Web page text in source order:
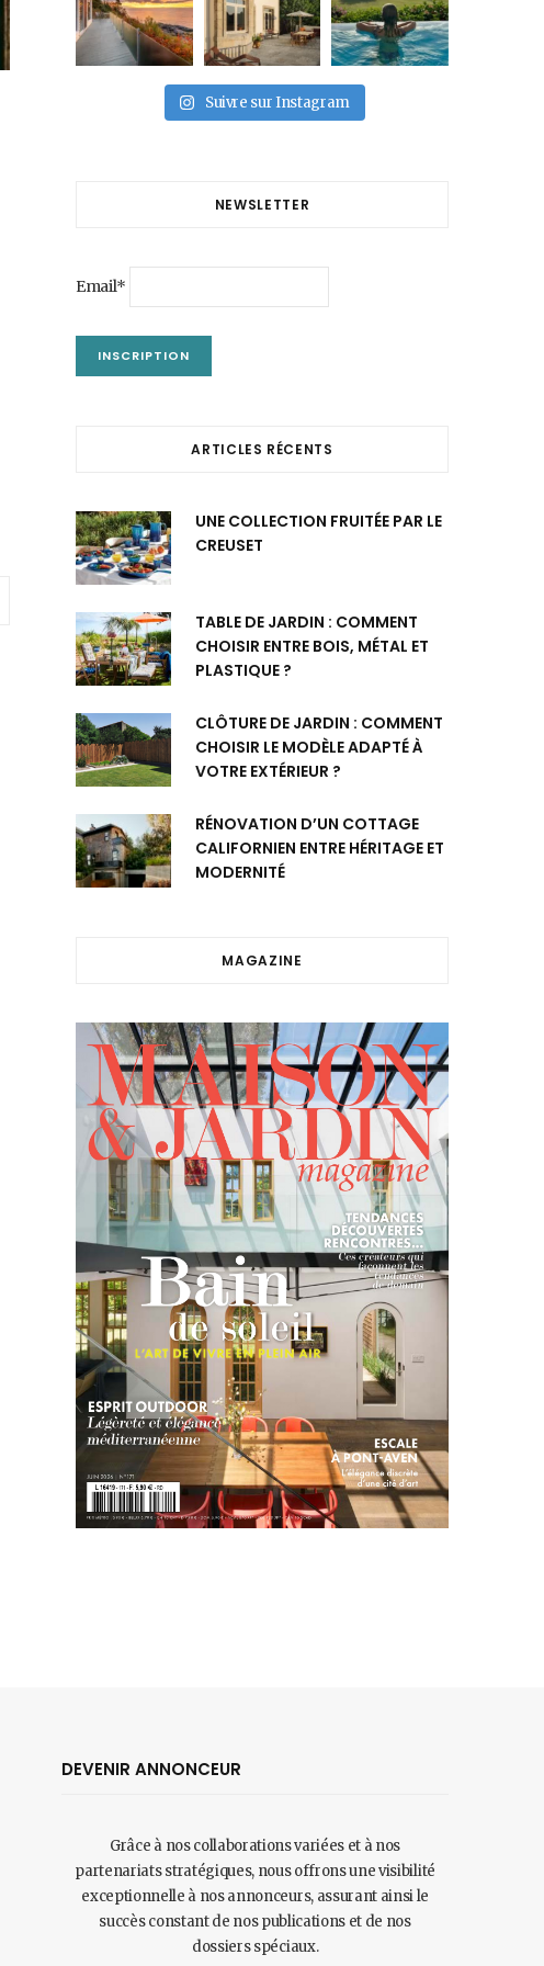
Suivre sur Instagram
NEWSLETTER
Email*
ARTICLES RÉCENTS
UNE COLLECTION FRUITÉE PAR LE
CREUSET
TABLE DE JARDIN : COMMENT
CHOISIR ENTRE BOIS, MÉTAL ET
PLASTIQUE ?
CLÔTURE DE JARDIN : COMMENT
CHOISIR LE MODÈLE ADAPTÉ À
VOTRE EXTÉRIEUR ?
RÉNOVATION D’UN COTTAGE
CALIFORNIEN ENTRE HÉRITAGE ET
MODERNITÉ
MAGAZINE
DEVENIR ANNONCEUR
Grâce à nos collaborations variées et à nos
partenariats stratégiques, nous offrons une visibilité
exceptionnelle à nos annonceurs, assurant ainsi le
succès constant de nos publications et de nos
dossiers spéciaux.